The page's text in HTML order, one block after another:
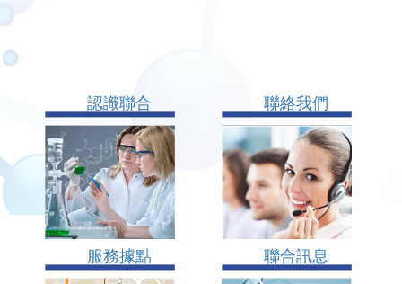
認識聯合 聯絡我們
服務據點 聯合訊息